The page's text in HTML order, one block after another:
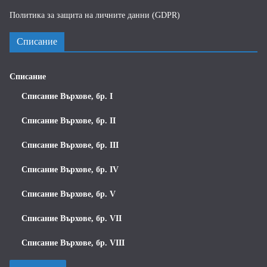
Политика за защита на личните данни (GDPR)
Списание
Списание
Списание Върхове, бр. I
Списание Върхове, бр. II
Списание Върхове, бр. III
Списание Върхове, бр. IV
Списание Върхове, бр. V
Списание Върхове, бр. VII
Списание Върхове, бр. VIII